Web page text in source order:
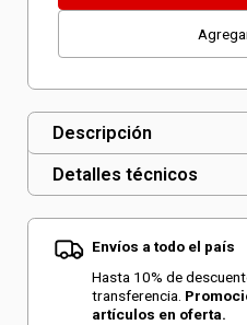
150
16
mm,
BG
150
cantidad
Descripción
Detalles técnicos
Envíos a todo el país
Hasta 10% de
transferencia.
artículos en oferta.